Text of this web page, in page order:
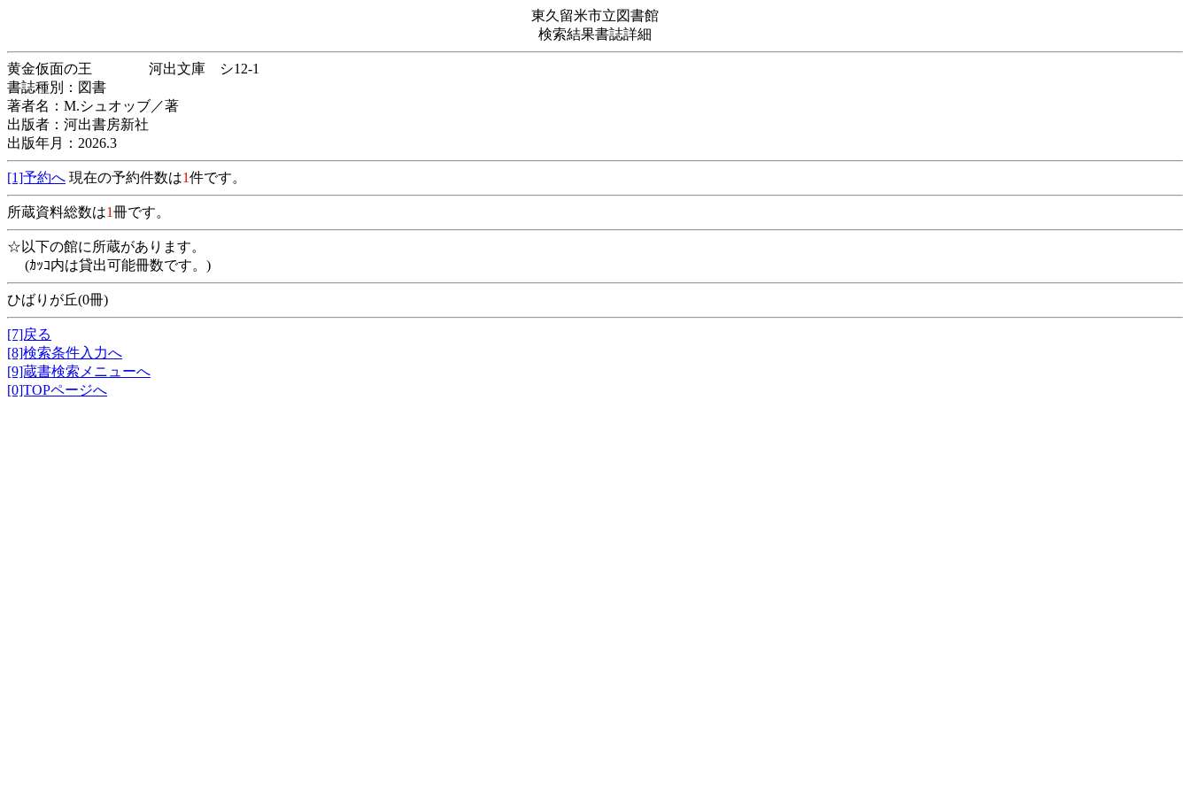
東久留米市立図書館
検索結果書誌詳細
黄金仮面の王 河出文庫 シ12-1
書誌種別：図書
著者名：M.シュオッブ／著
出版者：河出書房新社
出版年月：2026.3
[1]予約へ 現在の予約件数は1件です。
所蔵資料総数は1冊です。
☆以下の館に所蔵があります。
(ｶｯｺ内は貸出可能冊数です。)
ひばりが丘(0冊)
[7]戻る
[8]検索条件入力へ
[9]蔵書検索メニューへ
[0]TOPページへ